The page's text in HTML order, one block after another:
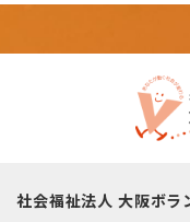
社会福祉法人 大阪ボラ